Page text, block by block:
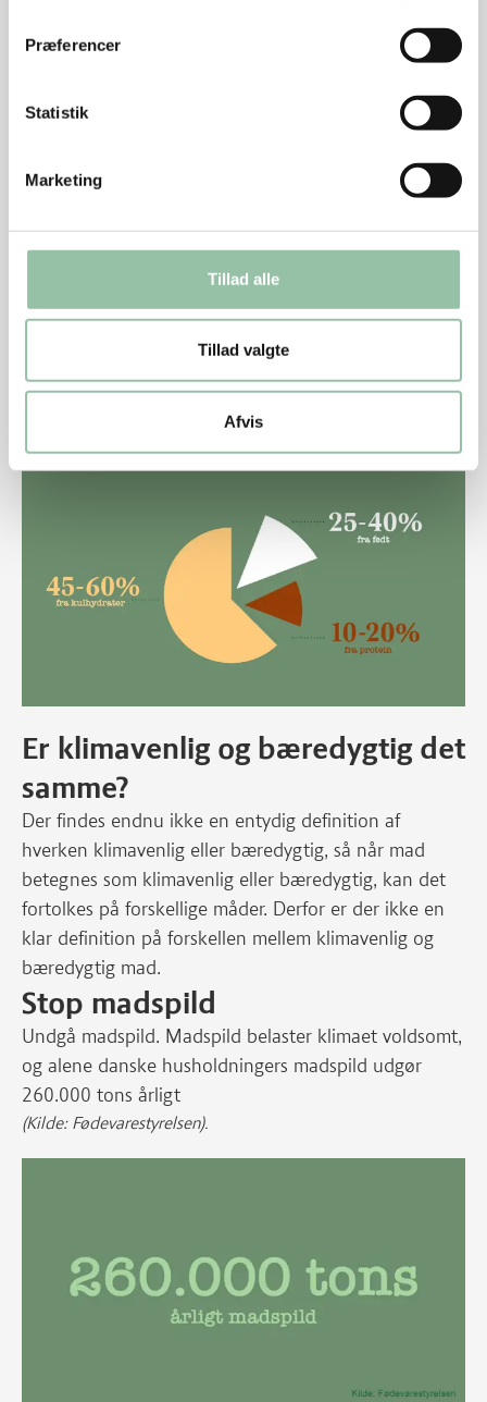
Præferencer
Statistik
Marketing
Tillad alle
Tillad valgte
Afvis
Kilde: Fødevarestyrelsen, de officielle kostråd, altomkost.dk
Generelt gælder det, at hvis et måltid skal være
ernæringsmæssigt i orden, så skal 45-60% af
energien komme fra kulhydrater, 25-40% fra fedt og
at din kost bør indeholde ca. 350 g kød om ugen for
at sikre optimal ernæringsmæssig værdi
(Kilde: De officielle kostråd)
Er klimavenlig og bæredygtig det
samme?
Der findes endnu ikke en entydig definition af
hverken klimavenlig eller bæredygtig, så når mad
betegnes som klimavenlig eller bæredygtig, kan det
fortolkes på forskellige måder. Derfor er der ikke en
klar definition på forskellen mellem klimavenlig og
bæredygtig mad.
Stop madspild
Undgå madspild. Madspild belaster klimaet voldsomt,
og alene danske husholdningers madspild udgør
260.000 tons årligt
(Kilde: Fødevarestyrelsen).